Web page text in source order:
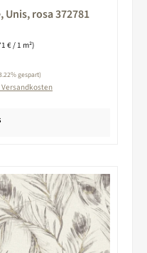
Unis, rosa 372781
€ / 1 m²)
gespart)
Versandkosten